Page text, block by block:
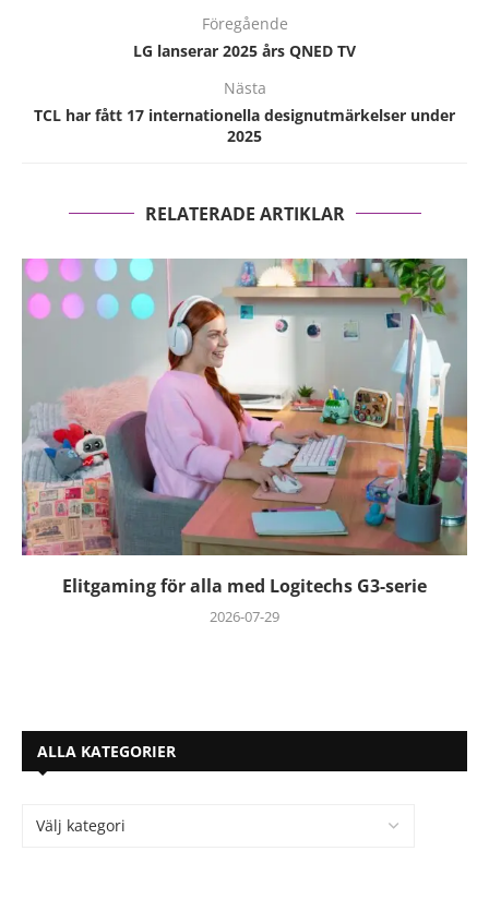
Föregående
LG lanserar 2025 års QNED TV
Nästa
TCL har fått 17 internationella designutmärkelser under
2025
RELATERADE ARTIKLAR
Elitgaming för alla med Logitechs G3-serie
2026-07-29
ALLA KATEGORIER